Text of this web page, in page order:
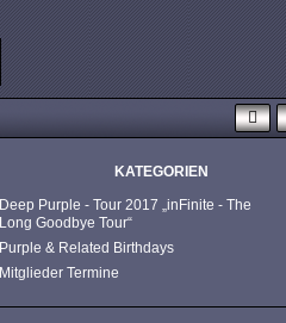
KATEGORIEN
Deep Purple - Tour 2017 „inFinite - The
Long Goodbye Tour“
Purple & Related Birthdays
Mitglieder Termine